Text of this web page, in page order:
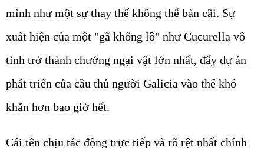
mình như một sự thay thế không thể bàn cãi. Sự
xuất hiện của một "gã khổng lồ" như Cucurella vô
tình trở thành chướng ngại vật lớn nhất, đẩy dự án
phát triển của cầu thủ người Galicia vào thế khó
khăn hơn bao giờ hết.
Cái tên chịu tác động trực tiếp và rõ rệt nhất chính